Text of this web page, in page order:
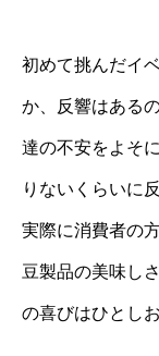
初めて挑んだイ
か、反響はある
達の不安をよそ
りないくらいに
実際に消費者の
豆製品の美味し
の喜びはひとしお